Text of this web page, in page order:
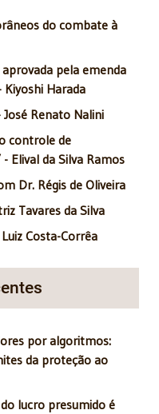
do combate à
pela emenda
Harada
Renato Nalini
controle de
Elival da Silva Ramos
Dr. Régis de Oliveira
Tavares da Silva
Costa-Corrêa
por algoritmos:
da proteção ao
lucro presumido é